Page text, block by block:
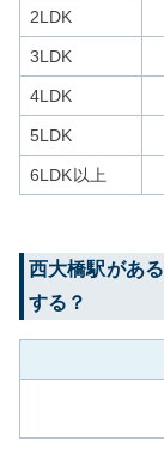
2LDK
3LDK
4LDK
5LDK
6LDK以上
西大橋駅がある
する？